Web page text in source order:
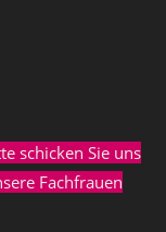
schicken Sie uns
Fachfrauen